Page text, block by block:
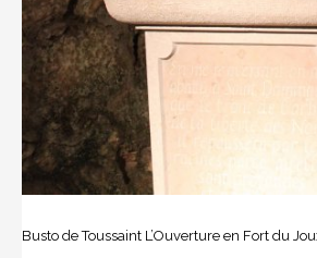
Busto de Toussaint L’Ouverture en Fort du